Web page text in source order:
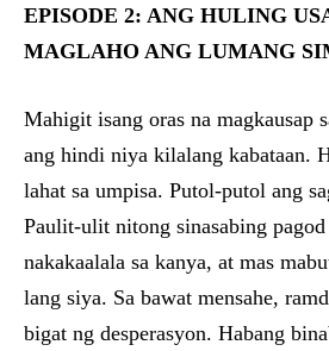
EPISODE 2: ANG HULING
MAGLAHO ANG LUMANG
Mahigit isang oras na magkausap
ang hindi niya kilalang kabataan.
lahat sa umpisa. Putol-putol ang
Paulit-ulit nitong sinasabing
nakakaalala sa kanya, at mas
lang siya. Sa bawat mensahe,
bigat ng desperasyon. Habang